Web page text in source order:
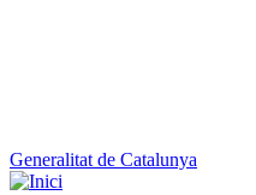
Generalitat de Catalunya